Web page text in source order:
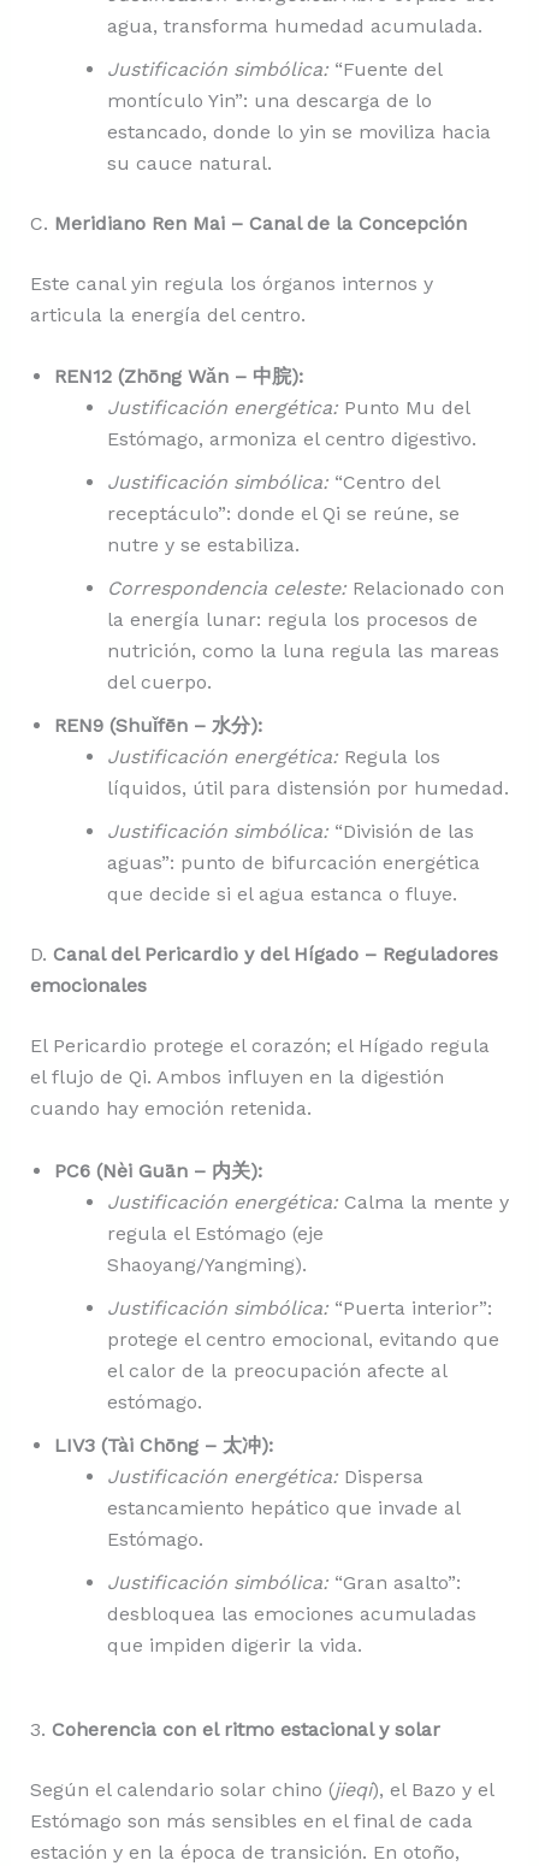
agua, transforma humedad acumulada.
Justificación simbólica:“Fuente del
montículo Yin”: una descarga de lo
estancado, donde lo yin se moviliza hacia
su cauce natural.
C. Meridiano Ren Mai – Canal de la Concepción
Este canal yin regula los órganos internos y
articula la energía del centro.
REN12 (Zhōng Wǎn – 中脘):
Justificación energética:Punto Mu del
Estómago, armoniza el centro digestivo.
Justificación simbólica:“Centro del
receptáculo”: donde el Qi se reúne, se
nutre y se estabiliza.
Correspondencia celeste:Relacionado con
la energía lunar: regula los procesos de
nutrición, como la luna regula las mareas
del cuerpo.
REN9 (Shuǐfēn – 水分):
Justificación energética:Regula los
líquidos, útil para distensión por humedad.
Justificación simbólica:“División de las
aguas”: punto de bifurcación energética
que decide si el agua estanca o fluye.
D. Canal del Pericardio y del Hígado – Reguladores
emocionales
El Pericardio protege el corazón; el Hígado regula
el flujo de Qi. Ambos influyen en la digestión
cuando hay emoción retenida.
PC6 (Nèi Guān – 内关):
Justificación energética:Calma la mente y
regula el Estómago (eje
Shaoyang/Yangming).
Justificación simbólica:“Puerta interior”:
protege el centro emocional, evitando que
el calor de la preocupación afecte al
estómago.
LIV3 (Tài Chōng – 太冲):
Justificación energética:Dispersa
estancamiento hepático que invade al
Estómago.
Justificación simbólica:“Gran asalto”:
desbloquea las emociones acumuladas
que impiden digerir la vida.
3. Coherencia con el ritmo estacional y solar
Según el calendario solar chino (jieqi), el Bazo y el
Estómago son más sensibles en el final de cada
estación y en la época de transición. En otoño,